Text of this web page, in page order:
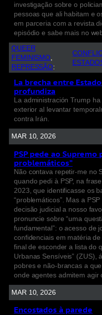
investigação sobre o
pessoas que ali habitam e
em parceria com a revista
episódio e sabe mais no
QUEER
FEMINISMO
REPRESSÃO:
La brecha entre
profundiza
La administración Trump
exterior al levantar
contra Irán.
MAR 10, 2026
PSP pede ao
problemáticos”
Não contava repetir-me no
quando pedi à PSP, na
2023, que identificasse os
“problemáticos”. Mas a
decisão judicial a nosso
pronuncie sobre “uma
fundamental”: o acesso de
confidenciais em matéria
final de esconder a lista do
Urbanas Sensíveis” (ZUS),
pobres e não-brancas a
onde agentes admitem agir
MAR 10, 2026
Encostados à parede